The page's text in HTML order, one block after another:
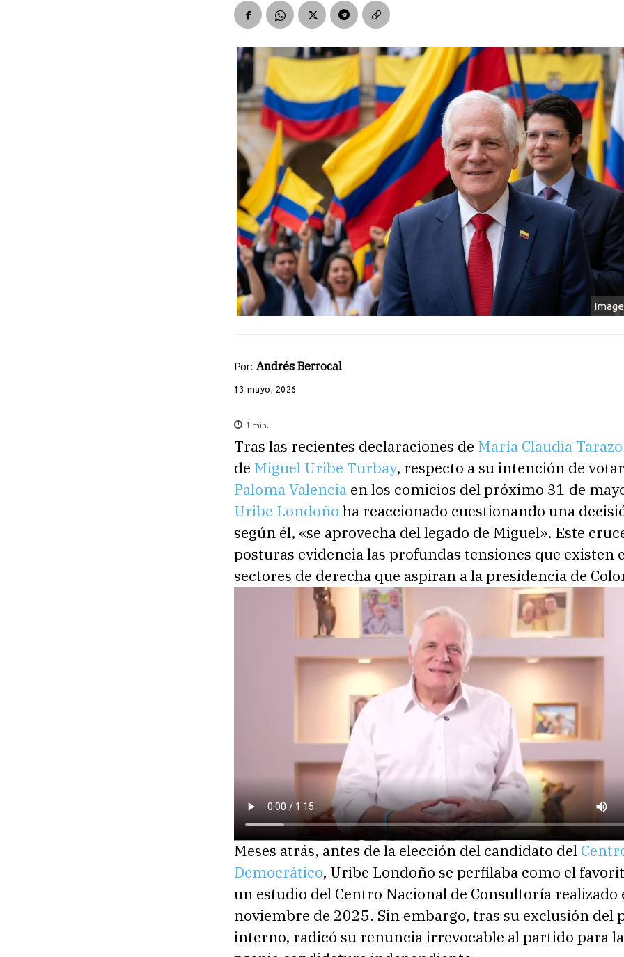
Por: Andrés Berrocal
13 mayo, 2026
1 min.
Tras las recientes declaraciones de María Claudia
de Miguel Uribe Turbay, respecto a su intención de
Paloma Valencia en los comicios del próximo 31 de
Uribe Londoño ha reaccionado cuestionando una
según él, «se aprovecha del legado de Miguel». Este
posturas evidencia las profundas tensiones que existen
sectores de derecha que aspiran a la presidencia de
Meses atrás, antes de la elección del candidato del
Democrático, Uribe Londoño se perfilaba como el
un estudio del Centro Nacional de Consultoría realizado
noviembre de 2025. Sin embargo, tras su exclusión del
interno, radicó su renuncia irrevocable al partido para